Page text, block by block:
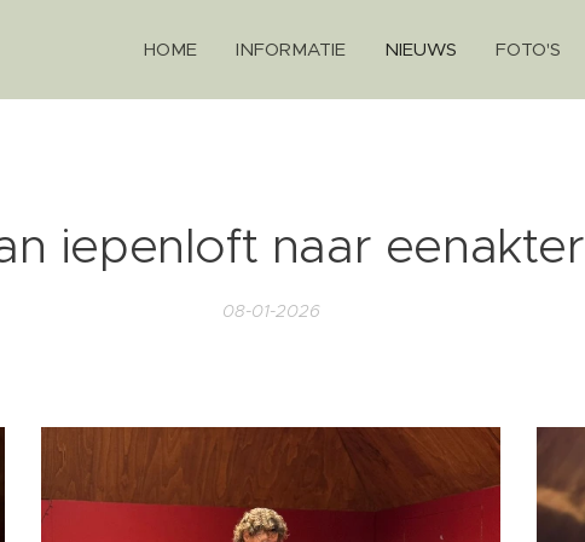
HOME INFORMATIE NIEUWS FOTO'S
iepenloft naar eenakter
08-01-2026